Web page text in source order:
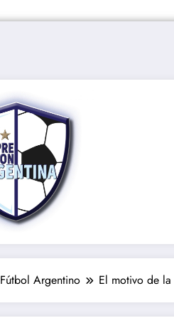
Fútbol Argentino El motivo de